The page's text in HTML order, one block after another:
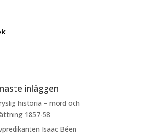
inläggen
historia – mord och
1857-58
Isaac Béen